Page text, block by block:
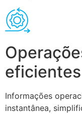
eficientes
Informações
instantânea,